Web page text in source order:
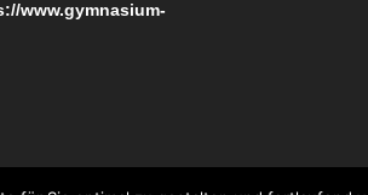
www.gymnasium-